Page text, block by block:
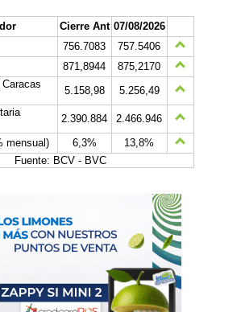
Cierre Ant 07/08/2026
756.7083
757.5406
871,8944
875,2170
5.158,98
5.256,49
2.390.884
2.466.946
mensual)
6,3%
13,8%
Fuente: BCV - BVC